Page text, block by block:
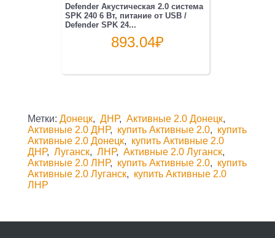
Defender Акустическая 2.0 система
SPK 240 6 Вт, питание от USB /
Defender SPK 24...
893.04₽
Метки: Донецк, ДНР, Активные 2.0 Донецк,
Активные 2.0 ДНР, купить Активные 2.0, купить
Активные 2.0 Донецк, купить Активные 2.0
ДНР, Луганск, ЛНР, Активные 2.0 Луганск,
Активные 2.0 ЛНР, купить Активные 2.0, купить
Активные 2.0 Луганск, купить Активные 2.0
ЛНР